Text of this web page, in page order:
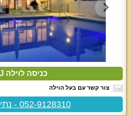
כניסה לוילה J
צור קשר עם בעל הוילה
052-9128310 - נתי / חיים